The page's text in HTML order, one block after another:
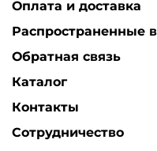
Оплата и доставка
Распространенные
Обратная связь
Каталог
Контакты
Сотрудничество